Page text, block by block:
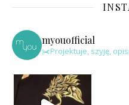
myouofficial
✂️Projektuje, szyję,